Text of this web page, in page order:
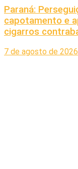
Paraná:
capotamento e
cigarros
7 de agosto de 2026